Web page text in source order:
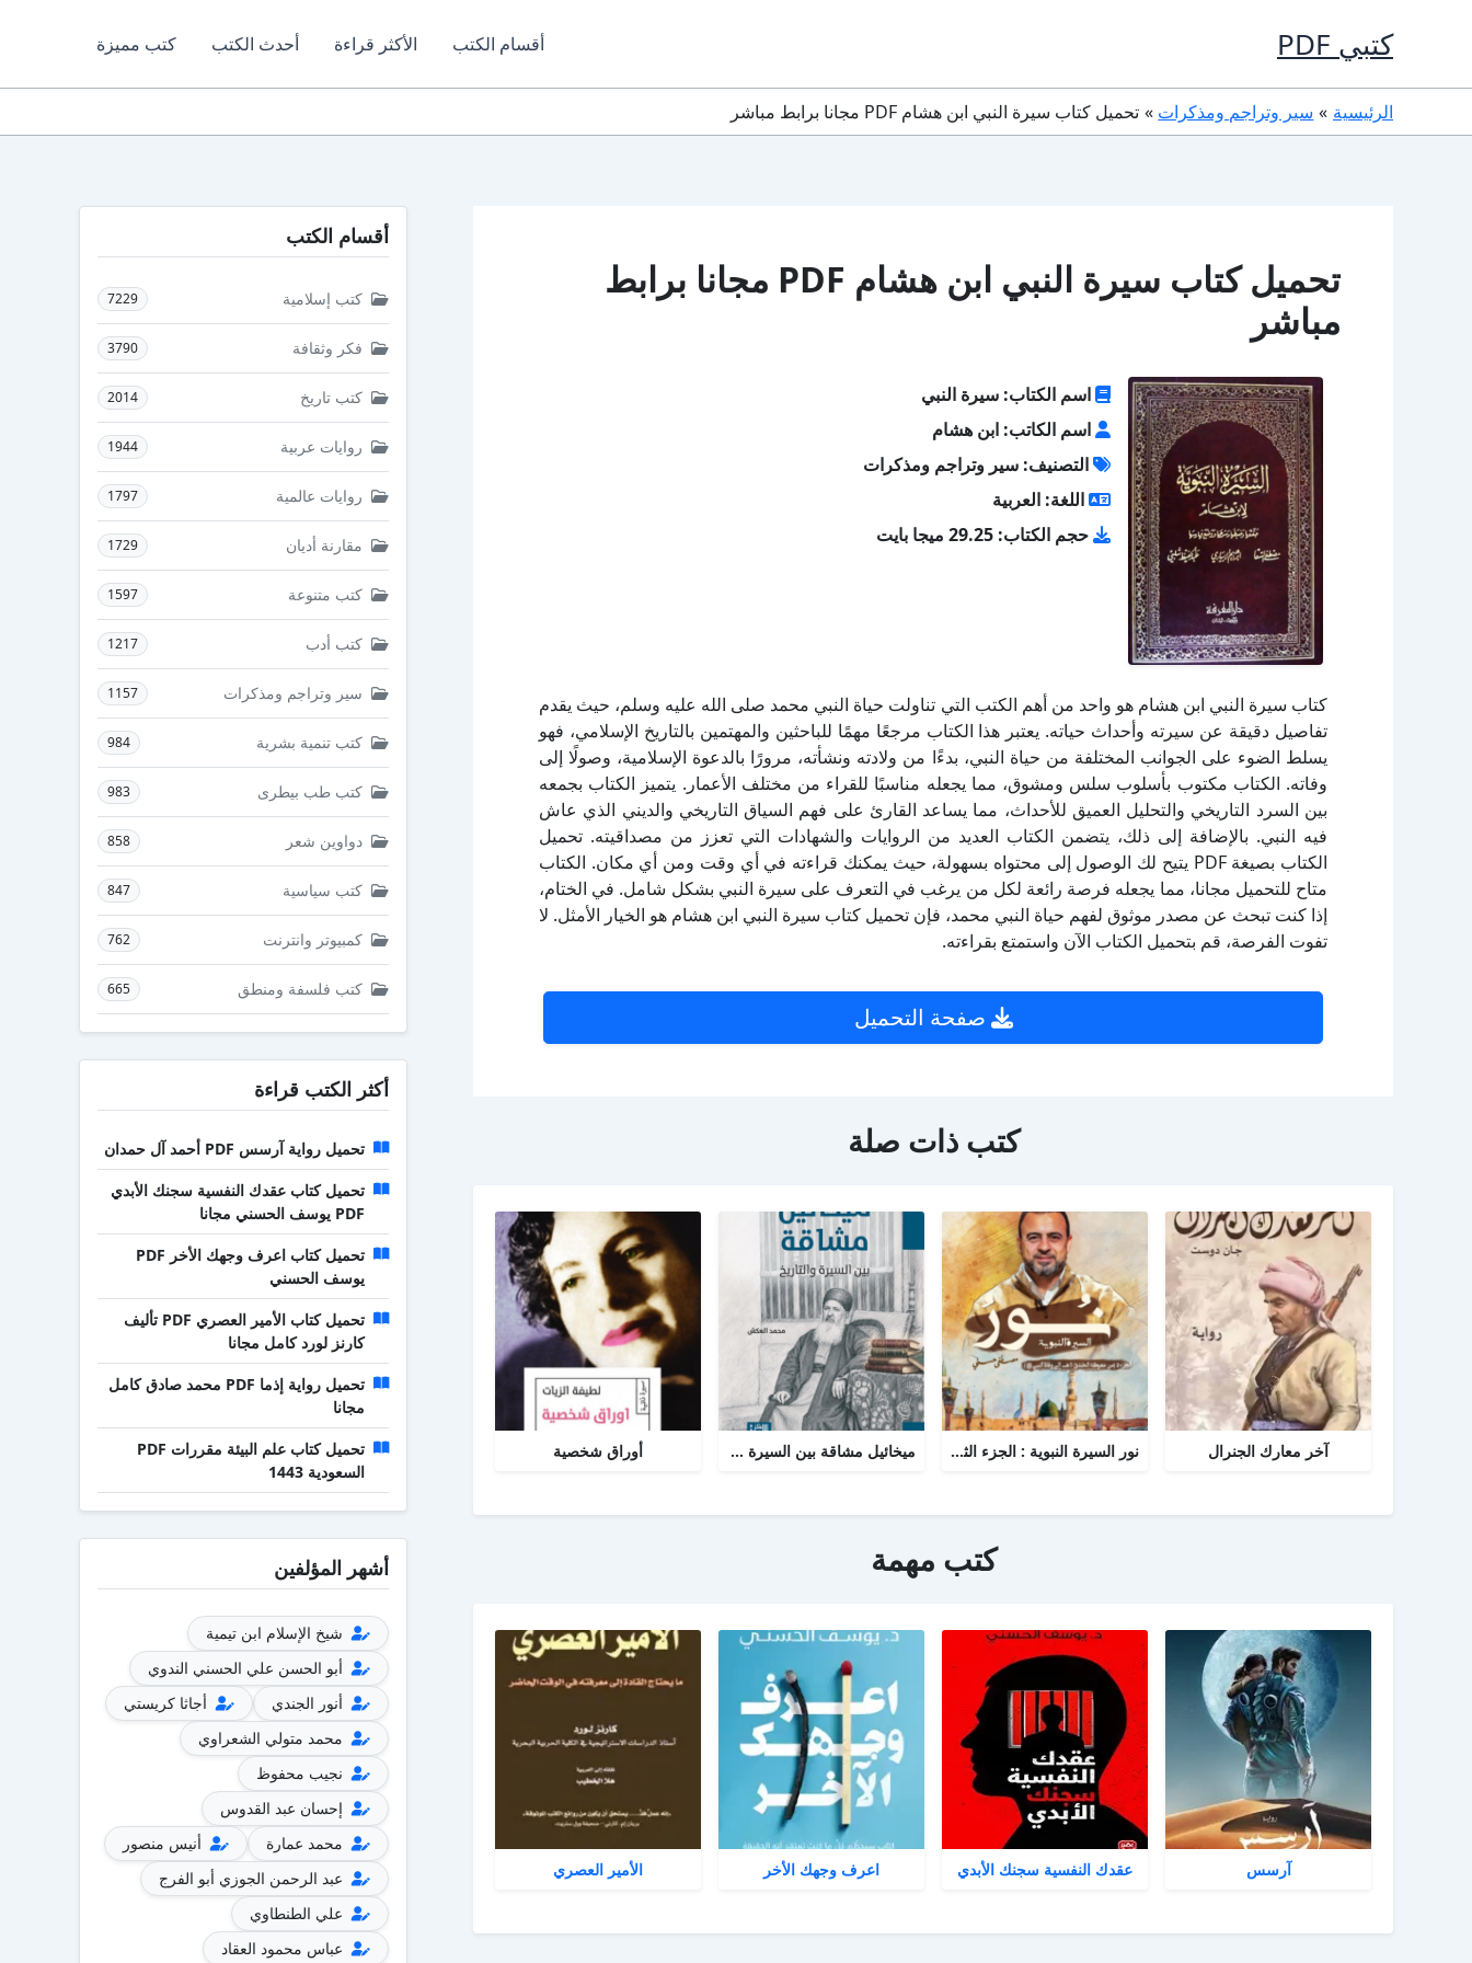
كتبي PDF أقسام الكتب الأكثر قراءة أحدث الكتب كتب مميزة
الرئيسية سير وتراجم ومذكرات تحميل كتاب سيرة النبي ابن هشام PDF مجانا برابط مباشر
تحميل كتاب سيرة النبي ابن هشام PDF مجانا برابط
مباشر
اسم الكتاب: سيرة النبي
اسم الكاتب: ابن هشام
التصنيف: سير وتراجم ومذكرات
اللغة: العربية
حجم الكتاب: 29.25 ميجا بايت
كتاب سيرة النبي ابن هشام هو واحد من أهم الكتب التي تناولت حياة النبي محمد صلى الله عليه وسلم، حيث يقدم
تفاصيل دقيقة عن سيرته وأحداث حياته. يعتبر هذا الكتاب مرجعًا مهمًا للباحثين والمهتمين بالتاريخ الإسلامي، فهو
يسلط الضوء على الجوانب المختلفة من حياة النبي، بدءًا من ولادته ونشأته، مرورًا بالدعوة الإسلامية، وصولًا إلى
وفاته. الكتاب مكتوب بأسلوب سلس ومشوق، مما يجعله مناسبًا للقراء من مختلف الأعمار. يتميز الكتاب بجمعه
بين السرد التاريخي والتحليل العميق للأحداث، مما يساعد القارئ على فهم السياق التاريخي والديني الذي عاش
فيه النبي. بالإضافة إلى ذلك، يتضمن الكتاب العديد من الروايات والشهادات التي تعزز من مصداقيته. تحميل
الكتاب بصيغة PDF يتيح لك الوصول إلى محتواه بسهولة، حيث يمكنك قراءته في أي وقت ومن أي مكان. الكتاب
متاح للتحميل مجانا، مما يجعله فرصة رائعة لكل من يرغب في التعرف على سيرة النبي بشكل شامل. في الختام،
إذا كنت تبحث عن مصدر موثوق لفهم حياة النبي محمد، فإن تحميل كتاب سيرة النبي ابن هشام هو الخيار الأمثل. لا
تفوت الفرصة، قم بتحميل الكتاب الآن واستمتع بقراءته.
صفحة التحميل
كتب ذات صلة
آخر معارك الجنرال نور السيرة النبوية : الجزء الثاني ميخائيل مشاقة بين السيرة والتاريخ أوراق شخصية
كتب مهمة
آرسس عقدك النفسية سجنك الأبدي اعرف وجهك الأخر الأمير العصري
أقسام الكتب
كتب إسلامية 7229
فكر وثقافة 3790
كتب تاريخ 2014
روايات عربية 1944
روايات عالمية 1797
مقارنة أديان 1729
كتب متنوعة 1597
كتب أدب 1217
سير وتراجم ومذكرات 1157
كتب تنمية بشرية 984
كتب طب بيطرى 983
دواوين شعر 858
كتب سياسية 847
كمبيوتر وانترنت 762
كتب فلسفة ومنطق 665
أكثر الكتب قراءة
تحميل رواية آرسس PDF أحمد آل حمدان
تحميل كتاب عقدك النفسية سجنك الأبدي
PDF يوسف الحسني مجانا
تحميل كتاب اعرف وجهك الأخر PDF
يوسف الحسني
تحميل كتاب الأمير العصري PDF تأليف
كارنز لورد كامل مجانا
تحميل رواية إذما PDF محمد صادق كامل
مجانا
تحميل كتاب علم البيئة مقررات PDF
السعودية 1443
أشهر المؤلفين
شيخ الإسلام ابن تيمية
أبو الحسن علي الحسني الندوي
أنور الجندي
أجاثا كريستي
محمد متولي الشعراوي
نجيب محفوظ
إحسان عبد القدوس
محمد عمارة
أنيس منصور
عبد الرحمن الجوزي أبو الفرج
علي الطنطاوي
عباس محمود العقاد